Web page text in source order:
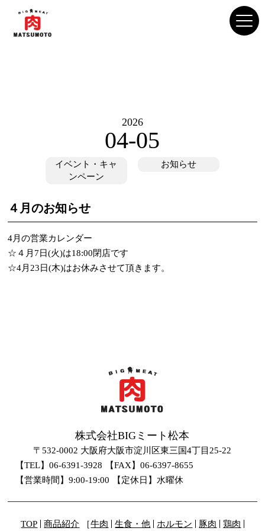
2026
04-05
イベント・キャ
ンペーン
お知らせ
４月のお知らせ
4月の営業カレンダー
☆４月7日(火)は18:00閉店です
☆4月23日(木)はお休みさせて頂きます。
株式会社BIGミート松本
〒532-0002 大阪府大阪市淀川区東三国4丁目25-22
【TEL】06-6391-3928
【FAX】06-6397-8655
【営業時間】9:00-19:00
【定休日】水曜休
TOP 商品紹介 牛肉 生食・他 ホルモン 豚肉 鶏肉